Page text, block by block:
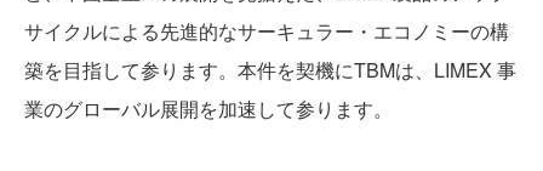
サイクルによる先進的なサーキュラー・エコノミーの構
築を目指して参ります。本件を契機にTBMは、LIMEX 事
業のグローバル展開を加速して参ります。